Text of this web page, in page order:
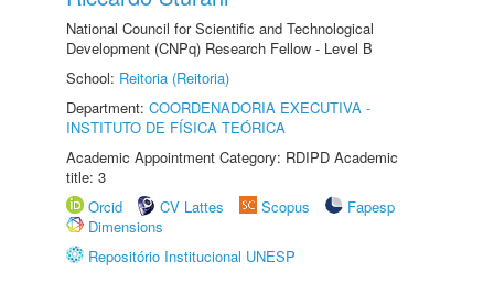
National Council for Scientific and Technological
Development (CNPq) Research Fellow - Level B
School: Reitoria (Reitoria)
Department: COORDENADORIA EXECUTIVA -
INSTITUTO DE FÍSICA TEÓRICA
Academic Appointment Category: RDIPD Academic
title: 3
Orcid
CV Lattes Scopus
Fapesp
Dimensions
Repositório Institucional UNESP